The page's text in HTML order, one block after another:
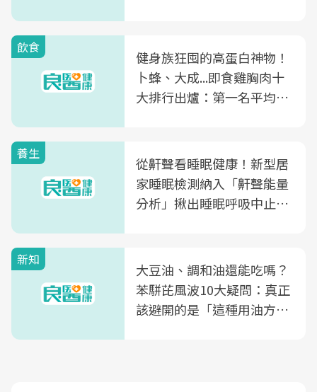
飲食
健身族狂囤的高蛋白神物！
卜蜂、大成...即食雞胸肉十
大排行出爐：第一名平均一
養生
從鼾聲看睡眠健康！新型居
家睡眠檢測納入「鼾聲能量
分析」揪出睡眠呼吸中止症
新知
大豆油、調和油還能吃嗎？
苯駢芘風波10大疑問：真正
該避開的是「這種用油方